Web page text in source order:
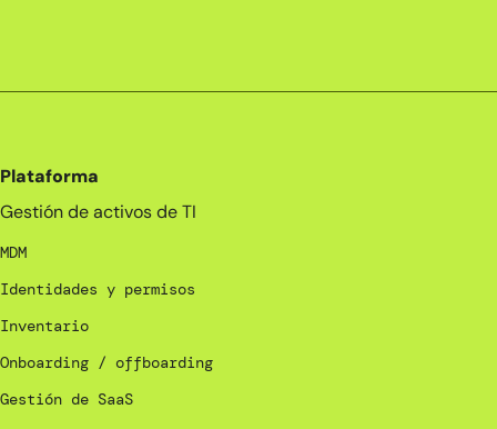
Plataforma
Gestión de activos de TI
MDM
Identidades y permisos
Inventario
Onboarding / offboarding
Gestión de SaaS